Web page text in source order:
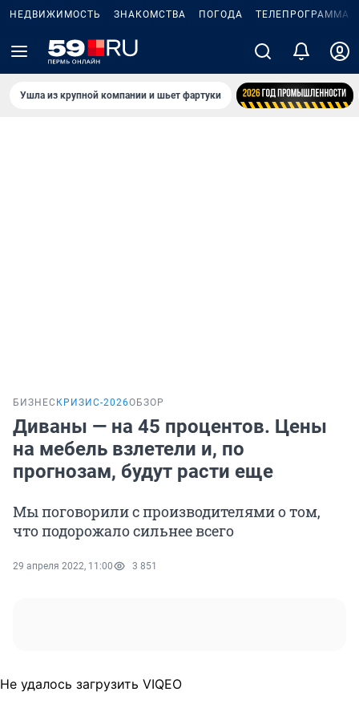
НЕДВИЖИМОСТЬ ЗНАКОМСТВА ПОГОДА ТЕЛЕПРОГРАММА
Ушла из крупной компании и шьет фартуки
БИЗНЕС КРИЗИС-2026ОБЗОР
Диваны — на 45 процентов. Цены
на мебель взлетели и, по
прогнозам, будут расти еще
Мы поговорили с производителями о том,
что подорожало сильнее всего
29 апреля 2022, 11:00 3 851
Не удалось загрузить VIQEO